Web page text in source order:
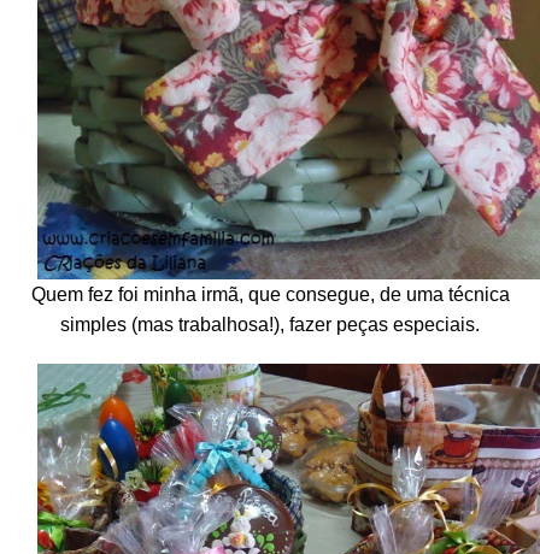
Quem fez foi minha irmã, que consegue, de uma técnica
simples (mas trabalhosa!), fazer peças especiais.